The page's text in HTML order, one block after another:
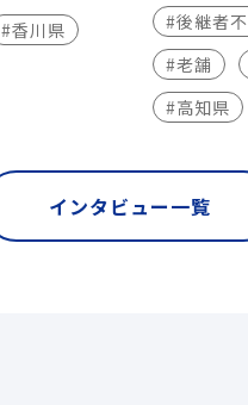
#香川県
#後継者
#老舗
#高知県
インタビュー一覧